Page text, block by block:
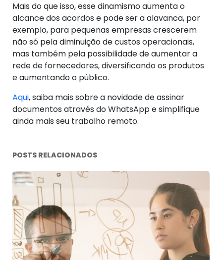
Mais do que isso, esse dinamismo aumenta o
alcance dos acordos e pode ser a alavanca, por
exemplo, para pequenas empresas crescerem
não só pela diminuição de custos operacionais,
mas também pela possibilidade de aumentar a
rede de fornecedores, diversificando os produtos
e aumentando o público.
Aqui, saiba mais sobre a novidade de assinar
documentos através do WhatsApp e simplifique
ainda mais seu trabalho remoto.
POSTS RELACIONADOS